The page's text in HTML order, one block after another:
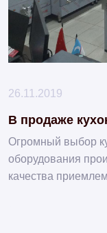
26.11.2019
В продаже
Огромный выбор
оборудования
качества